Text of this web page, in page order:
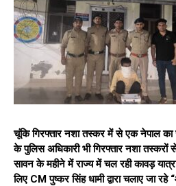
चूंकि गिरफ्तार नशा तस्कर में से एक नेपाल का
के पुलिस अधिकारी भी गिरफ्तार नशा
सावन के महीने में राज्य में चल रही कावड़
लिए CM पुष्कर सिंह धामी द्वारा चलाए जा